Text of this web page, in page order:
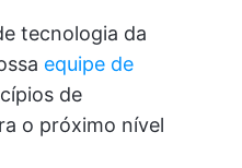
tecnologia da
equipe de
de
o próximo nível